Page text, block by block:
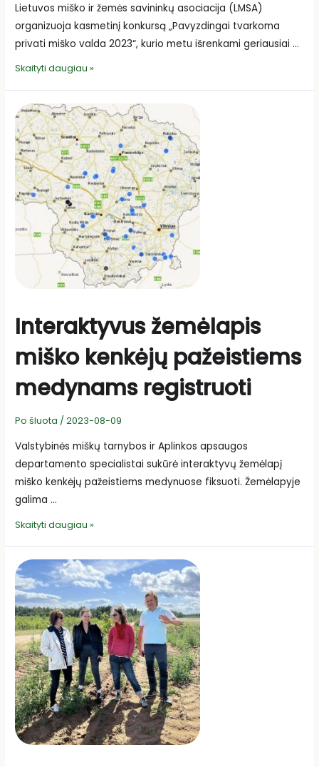
Lietuvos miško ir žemės savininkų asociacija (LMSA)
organizuoja kasmetinį konkursą „Pavyzdingai tvarkoma
privati miško valda 2023“, kurio metu išrenkami geriausiai …
LMSA
konkurse
Skaityti daugiau »
Interaktyvus žemėlapis
miško kenkėjų pažeistiems
medynams registruoti
Po šluota /2023-08-09
Valstybinės miškų tarnybos ir Aplinkos apsaugos
departamento specialistai sukūrė interaktyvų žemėlapį
miško kenkėjų pažeistiems medynuose fiksuoti. Žemėlapyje
galima …
Interaktyvus
miško
kenkėjų
pažeistiems
medynams
registruoti
Skaityti daugiau »